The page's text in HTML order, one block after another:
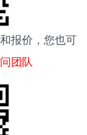
报价，您也可
团队